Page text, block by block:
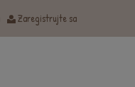
Zaregistrujte sa